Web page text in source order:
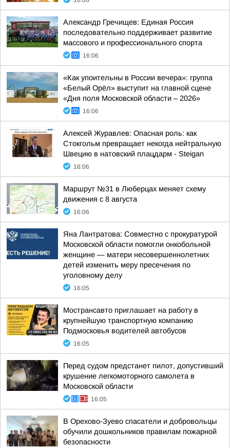
Александр Гречищев: Единая Россия
последовательно поддерживает развитие
массового и профессионального спорта
16:06
«Как упоительны в России вечера»: группа
«Белый Орёл» выступит на главной сцене
«Дня поля Московской области – 2026»
16:06
Алексей Журавлев: Опасная роль: как
Стокгольм превращает некогда нейтральную
Швецию в натовский плацдарм - Steigan
16:06
Маршрут №31 в Люберцах меняет схему
движения с 8 августа
16:06
Яна Лантратова: Совместно с прокуратурой
Московской области помогли онкобольной
женщине — матери несовершеннолетних
детей изменить меру пресечения по
уголовному делу
16:05
Мострансавто приглашает на работу в
крупнейшую транспортную компанию
Подмосковья водителей автобусов
16:05
Перед судом предстанет пилот, допустивший
крушение легкомоторного самолета в
Московской области
16:05
В Орехово-Зуево спасатели и добровольцы
обучили дошкольников правилам пожарной
безопасности